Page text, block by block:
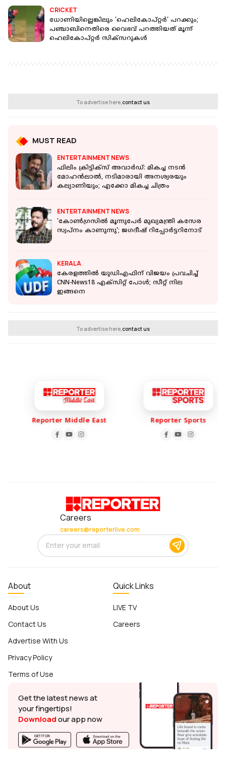
CRICKET
ധോണിയില്ലെങ്കിലും 'ഹെലികോപ്റ്റർ' പറക്കും;
പഞ്ചാബിനെതിരെ വൈഭവ് പറത്തിയത് മൂന്ന്
ഹെലികോപ്റ്റർ സിക്സറുകൾ
To advertise here,contact us
MUST READ
ENTERTAINMENT NEWS
ഫിലിം ക്രിട്ടിക്സ് അവാർഡ്: മികച്ച നടൻ
മോഹൻലാൽ, നടിമാരായി അനശ്വരയും
കല്യാണിയും; എക്കോ മികച്ച ചിത്രം
ENTERTAINMENT NEWS
'കോണ്‍ഗ്രസില്‍ മൂന്നുപേര്‍ മുഖ്യമന്ത്രി കസേര
സ്വപ്‌നം കാണുന്നു'; ജഗദീഷ് റിപ്പോര്‍ട്ടറിനോട്
KERALA
കേരളത്തില്‍ യുഡിഎഫിന് വിജയം പ്രവചിച്ച്
CNN-News18 എക്‌സിറ്റ് പോള്‍; സീറ്റ് നില
ഇങ്ങനെ
To advertise here,contact us
Reporter Middle East Reporter Sports
Careers
careers@reporterlive.com
About
About Us
Contact Us
Advertise With Us
Privacy Policy
Terms of Use
Quick Links
LIVE TV
Careers
Get the latest news at
your fingertips!
Downloadour app now